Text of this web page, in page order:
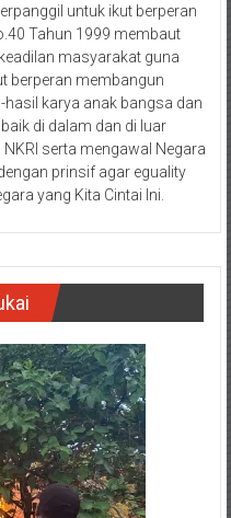
untuk ikut berperan
Tahun 1999 membaut
masyarakat guna
berperan membangun
karya anak bangsa dan
di dalam dan di luar
serta mengawal Negara
prinsif agar eguality
yang Kita Cintai Ini.